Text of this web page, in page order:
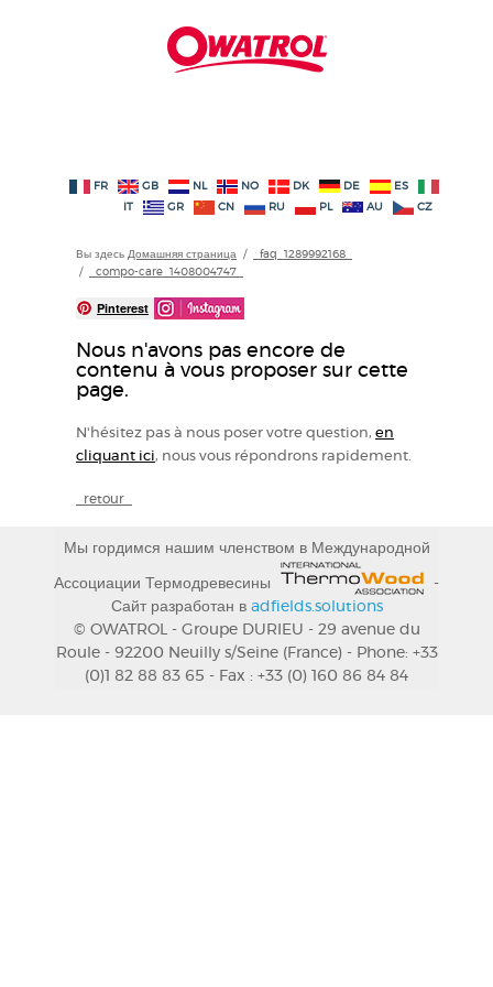
FR GB NL NO DK DE
ES
IT
GR CN RU PL AU CZ
Вы здесь Домашняя страница /
_faq_1289992168_
/
_compo-care_1408004747_
Pinterest
Nous n'avons pas encore de
contenu à vous proposer sur cette
page.
N'hésitez pas à nous poser votre question, en
cliquant ici, nous vous répondrons rapidement.
_retour_
Мы гордимся нашим членством в Международной
Ассоциации Термодревесины
-
Сайт разработан в adfields.solutions
© OWATROL - Groupe DURIEU - 29 avenue du
Roule - 92200 Neuilly s/Seine (France) - Phone: +33
(0)1 82 88 83 65 - Fax : +33 (0) 160 86 84 84